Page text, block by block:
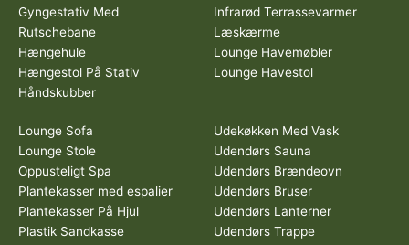
Gyngestativ Med
Rutschebane
Hængehule
Hængestol På Stativ
Håndskubber
Infrarød Terrassevarmer
Læskærme
Lounge Havemøbler
Lounge Havestol
Lounge Sofa
Lounge Stole
Oppusteligt Spa
Plantekasser med espalier
Plantekasser På Hjul
Plastik Sandkasse
Udekøkken Med Vask
Udendørs Sauna
Udendørs Brændeovn
Udendørs Bruser
Udendørs Lanterner
Udendørs Trappe